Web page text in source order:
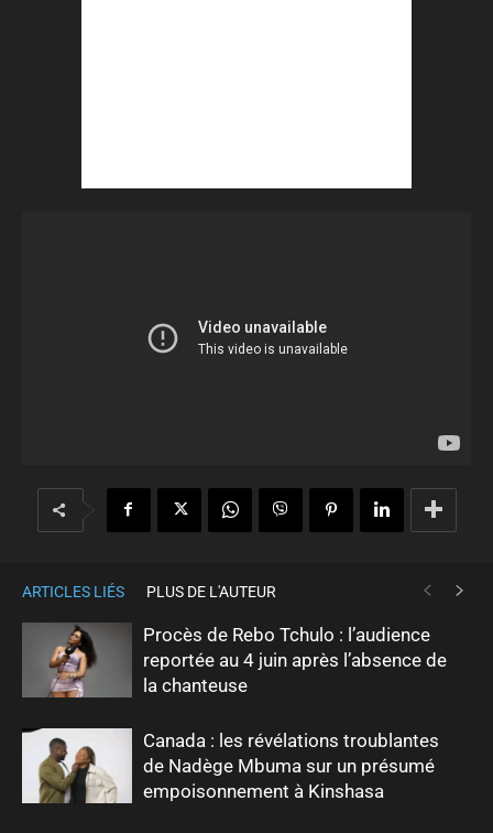
ARTICLES LIÉS PLUS DE L'AUTEUR
Procès de Rebo Tchulo : l’audience
reportée au 4 juin après l’absence de
la chanteuse
Canada : les révélations troublantes
de Nadège Mbuma sur un présumé
empoisonnement à Kinshasa